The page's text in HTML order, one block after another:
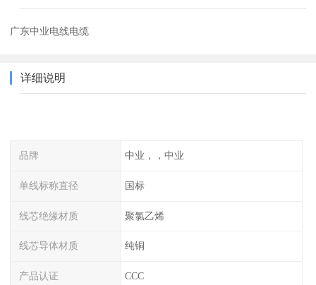
广东中业电线电缆
详细说明
品牌 中业，，中业
单线标称直径 国标
线芯绝缘材质 聚氯乙烯
线芯导体材质 纯铜
产品认证 CCC